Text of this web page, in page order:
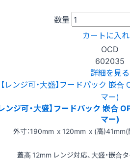
数量
カートに入
OCD
602035
詳細を見る
ンジ可・大盛】フードパック 嵌
マー)
外寸：190mm x 120mm x (高)41mm(
蓋高 12mm レンジ対応、大盛・嵌合